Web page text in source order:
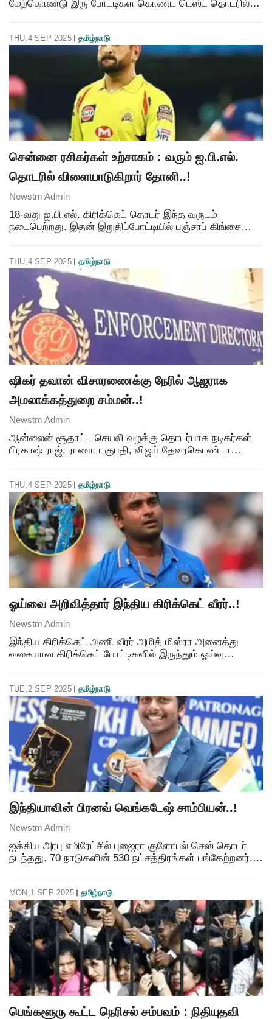
மேற்கொண்டு இரு போட்டிகள் கொண்ட டெஸ்ட் தொடரில்
THU,4 SEP 2025 தமிழ்நாடு
சென்னை ரசிகர்கள் உற்சாகம் : வரும் ஐ.பி.எல்.
தொடரில் விளையாடுகிறார் தோனி..!
Newstm Admin
18-வது ஐ.பி.எல். கிரிக்கெட் தொடர் இந்த வருடம்
நடைபெற்றது. இதன் இறுதிப்போட்டியில் பஞ்சாப் கிங்சை
சென்னை சூப்பர
THU,4 SEP 2025 தமிழ்நாடு
ஷிகர் தவான் விசாரணைக்கு நேரில் ஆஜராக
அமலாக்கத்துறை சம்மன்..!
Newstm Admin
ஆன்லைன் சூதாட்ட செயலி வழக்கு தொடர்பாக நடிகர்கள்
பிரகாஷ் ராஜ், ராணா டகுபதி, விஜய் தேவரகொண்டா
மூலம் பெரிய
THU,4 SEP 2025 தமிழ்நாடு
ஓய்வை அறிவித்தார் இந்திய கிரிக்கெட் வீரர்..!
Newstm Admin
இந்திய கிரிக்கெட் அணி வீரர் அமித் மிஸ்ரா அனைத்து
வகையான கிரிக்கெட் போட்டிகளில் இருந்தும் ஓய்வு
மொத்தம்
TUE,2 SEP 2025 தமிழ்நாடு
இந்தியாவின் பிரனவ் வெங்கடேஷ் சாம்பியன்..!
Newstm Admin
ஐக்கிய அரபு எமிரேட்சில் புஜைரா குளோபல் செஸ் தொடர்
நடந்தது. 70 நாடுகளின் 530 நட்சத்திரங்கள் பங்கேற்றனர்.
MON,1 SEP 2025 தமிழ்நாடு
பெங்களூரு கூட்ட நெரிசல் சம்பவம் : நிதியுதவி